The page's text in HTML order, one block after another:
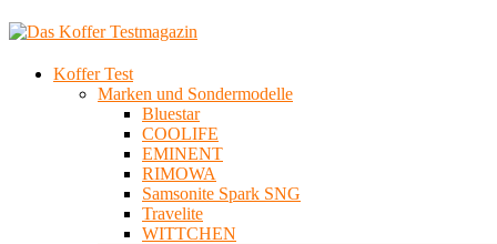
Koffer Test
Marken und Sondermodelle
Bluestar
COOLIFE
EMINENT
RIMOWA
Samsonite Spark SNG
Travelite
WITTCHEN